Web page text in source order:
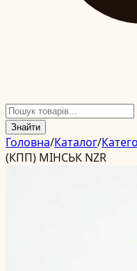
Знайти
Головна/Каталог/
(КПП) МІНСЬК NZR